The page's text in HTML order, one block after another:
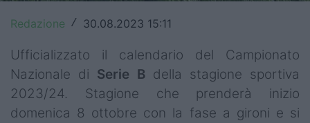
Rugby in TV
Mercato
Serie A Elite
Campionati
Redazione / 30.08.2023 15:11
Ufficializzato il calendario del Campionato
Nazionale di Serie B della stagione sportiva
2023/24. Stagione che prenderà inizio
domenica 8 ottobre con la fase a gironi e si